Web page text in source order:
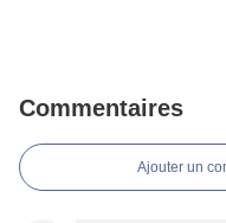
Commentaires
Ajouter un